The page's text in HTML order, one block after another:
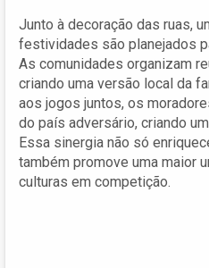
Junto à decoração das ruas,
festividades são planejados
As comunidades organizam
criando uma versão local da
aos jogos juntos, os
do país adversário, criando
Essa sinergia não só
também promove uma maior
culturas em competição.